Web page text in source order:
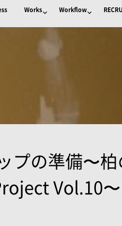
Works Workflow
プの準備〜
Vol.10〜